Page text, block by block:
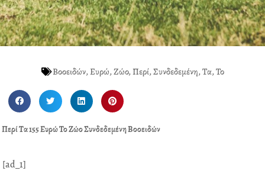
Βοοειδών, Ευρώ,Ζώο, Περί,Συνδεδεμένη,Τα,Το
S
o
S
r
S S
r
Περί Τα 155 Ευρώ Το Ζώο Συνδεδεμένη Βοοειδών
[ad_1]